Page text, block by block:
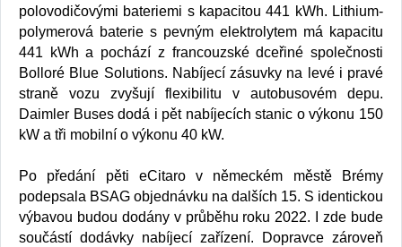
polovodičovými bateriemi s kapacitou 441 kWh. Lithium-
polymerová baterie s pevným elektrolytem má kapacitu
441 kWh a pochází z francouzské dceřiné společnosti
Bolloré Blue Solutions. Nabíjecí zásuvky na levé i pravé
straně vozu zvyšují flexibilitu v autobusovém depu.
Daimler Buses dodá i pět nabíjecích stanic o výkonu 150
kW a tři mobilní o výkonu 40 kW.
Po předání pěti eCitaro v německém městě Brémy
podepsala BSAG objednávku na dalších 15. S identickou
výbavou budou dodány v průběhu roku 2022. I zde bude
součástí dodávky nabíjecí zařízení. Dopravce zároveň